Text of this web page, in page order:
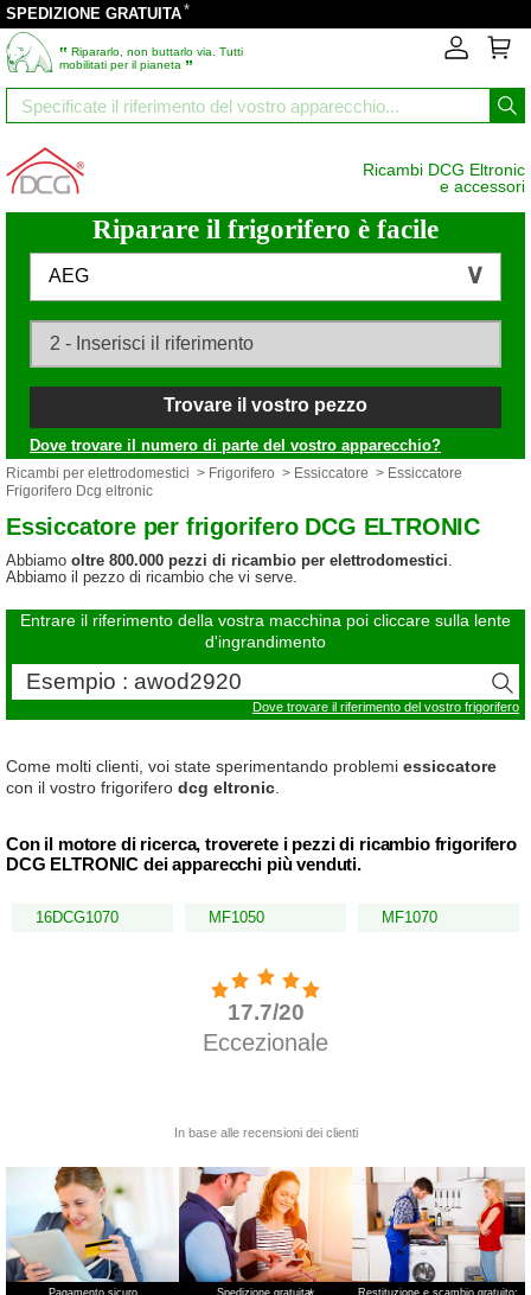
SPEDIZIONE GRATUITA*
‟ Ripararlo, non buttarlo via. Tutti
mobilitati per il pianeta ”
Ricambi DCG Eltronic
e accessori
Riparare il frigorifero è facile
AEG
Trovare il vostro pezzo
Dove trovare il numero di parte del vostro apparecchio?
Ricambi per elettrodomestici > Frigorifero > Essiccatore > Essiccatore
Frigorifero Dcg eltronic
Essiccatore per frigorifero DCG ELTRONIC
Abbiamo oltre 800.000 pezzi di ricambio per elettrodomestici.
Abbiamo il pezzo di ricambio che vi serve.
Entrare il riferimento della vostra macchina poi cliccare sulla lente
d'ingrandimento
Dove trovare il riferimento del vostro frigorifero
Come molti clienti, voi state sperimentando problemi essiccatore
con il vostro frigorifero dcg eltronic
Con il motore di ricerca, troverete i pezzi di ricambio frigorifero
DCG ELTRONIC dei apparecchi più venduti.
16DCG1070 MF1050 MF1070